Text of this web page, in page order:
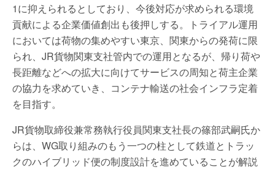
1に抑えられるとしており、今後対応が求められる環境
貢献による企業価値創出も後押しする。トライアル運用
においては荷物の集めやすい東京、関東からの発荷に限
られ、JR貨物関東支社管内での運用となるが、帰り荷や
長距離などへの拡大に向けてサービスの周知と荷主企業
の協力を求めていき、コンテナ輸送の社会インフラ定着
を目指す。
JR貨物取締役兼常務執行役員関東支社長の篠部武嗣氏か
らは、WG取り組みのもう一つの柱として鉄道とトラッ
クのハイブリッド便の制度設計を進めていることが解説